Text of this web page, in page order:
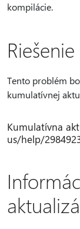
kompilácie.
Riešenie
Tento problém
kumulatívnej
Kumulatívna
us/help/